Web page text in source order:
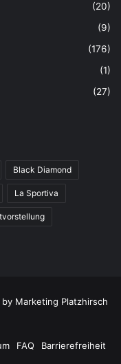
(20)
(9)
(176)
(1)
(27)
Black Diamond
La Sportiva
by Marketing Platzhirsch
FAQ Barrierefreiheit